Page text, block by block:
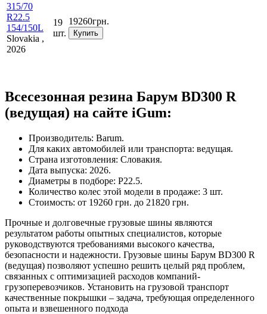
315/70
R22.5
154/150L
Slovakia ,
2026
19
шт.
19260грн.
Купить
Всесезонная резина Барум BD300 R
(ведущая) на сайте iGum:
Производитель: Barum.
Для каких автомобилей или транспорта: ведущая.
Страна изготовления: Словакия.
Дата выпуска: 2026.
Диаметры в подборе: Р22.5.
Количество колес этой модели в продаже: 3 шт.
Стоимость: от 19260 грн. до 21820 грн.
Прочные и долговечные грузовые шины являются
результатом работы опытных специалистов, которые
руководствуются требованиями высокого качества,
безопасности и надежности. Грузовые шины Барум BD300 R
(ведущая) позволяют успешно решить целый ряд проблем,
связанных с оптимизацией расходов компаний-
грузоперевозчиков. Установить на грузовой транспорт
качественные покрышки – задача, требующая определенного
опыта и взвешенного подхода